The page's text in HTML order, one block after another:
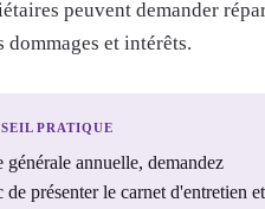
peuvent demander
dommages et intérêts.
PRATIQUE
générale annuelle, demandez
présenter le carnet d'entretien